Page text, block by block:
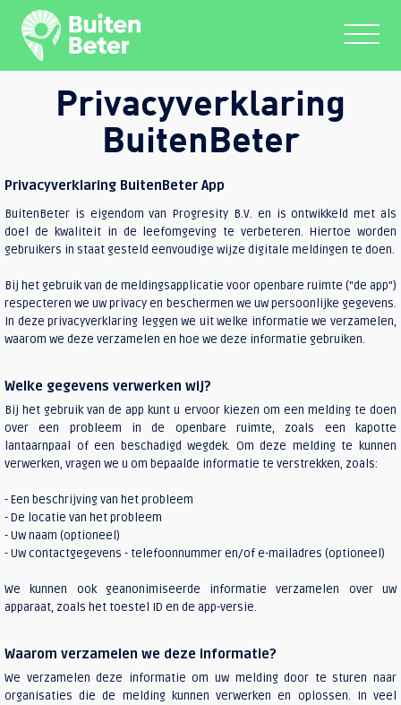
Privacyverklaring
BuitenBeter
Privacyverklaring BuitenBeter App
BuitenBeter is eigendom van Progresity B.V. en is ontwikkeld met als
doel de kwaliteit in de leefomgeving te verbeteren. Hiertoe worden
gebruikers in staat gesteld eenvoudige wijze digitale meldingen te doen.
Bij het gebruik van de meldingsapplicatie voor openbare ruimte ("de app")
respecteren we uw privacy en beschermen we uw persoonlijke gegevens.
In deze privacyverklaring leggen we uit welke informatie we verzamelen,
waarom we deze verzamelen en hoe we deze informatie gebruiken.
Welke gegevens verwerken wij?
Bij het gebruik van de app kunt u ervoor kiezen om een melding te doen
over een probleem in de openbare ruimte, zoals een kapotte
lantaarnpaal of een beschadigd wegdek. Om deze melding te kunnen
verwerken, vragen we u om bepaalde informatie te verstrekken, zoals:
- Een beschrijving van het probleem
- De locatie van het probleem
- Uw naam (optioneel)
- Uw contactgegevens - telefoonnummer en/of e-mailadres (optioneel)
We kunnen ook geanonimiseerde informatie verzamelen over uw
apparaat, zoals het toestel ID en de app-versie.
Waarom verzamelen we deze informatie?
We verzamelen deze informatie om uw melding door te sturen naar
organisaties die de melding kunnen verwerken en oplossen. In veel